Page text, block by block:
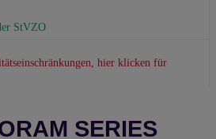
StVZO
hier klicken für
SERIES